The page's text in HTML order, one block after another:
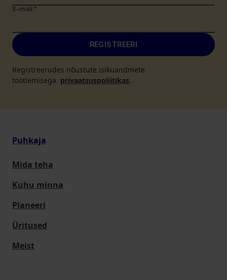
E-mail *
REGISTREERI
Registreerudes nõustute isikuandmete
töötlemisega. privaatsuspoliitikas.
Puhkaja
Mida teha
Kuhu minna
Planeeri
Üritused
Meist